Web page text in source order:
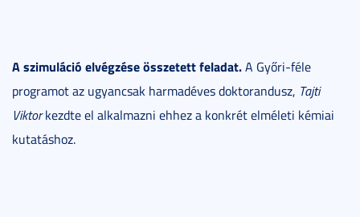
A szimuláció elvégzése összetett feladat.A Győri-féle
programot az ugyancsak harmadéves doktorandusz, Tajti
Viktorkezdte el alkalmazni ehhez a konkrét elméleti kémiai
kutatáshoz.